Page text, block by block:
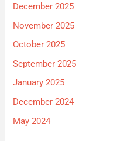
December 2025
November 2025
October 2025
September 2025
January 2025
December 2024
May 2024